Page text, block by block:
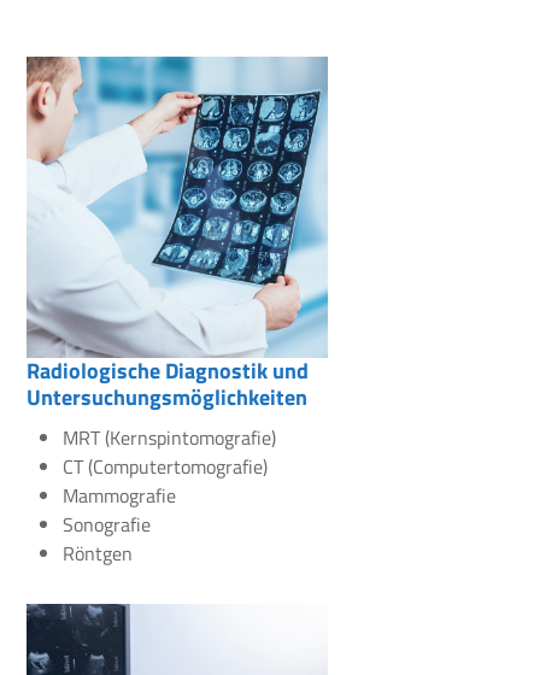
Radiologische Diagnostik und
Untersuchungsmöglichkeiten
MRT (Kernspintomografie)
CT (Computertomografie)
Mammografie
Sonografie
Röntgen